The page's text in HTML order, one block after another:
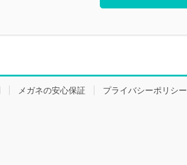
メガネの安心保証 プライバシーポリシー